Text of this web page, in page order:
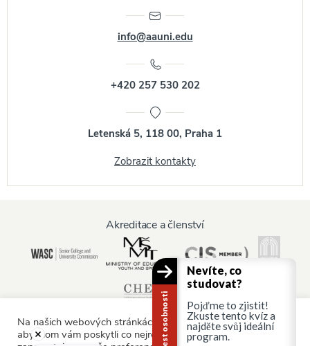
info@aauni.edu
+420 257 530 202
Letenská 5, 118 00, Praha 1
Zobrazit kontakty
Akreditace a členství
Na našich webových stránkách používáme soubory cookie,
abychom vám poskytli co nejrelevantnější služby tím, že si
Nevíte, co
studovat?
Pojďme to zjistit!
Zkuste tento kvíz a
najděte svůj ideální
program.